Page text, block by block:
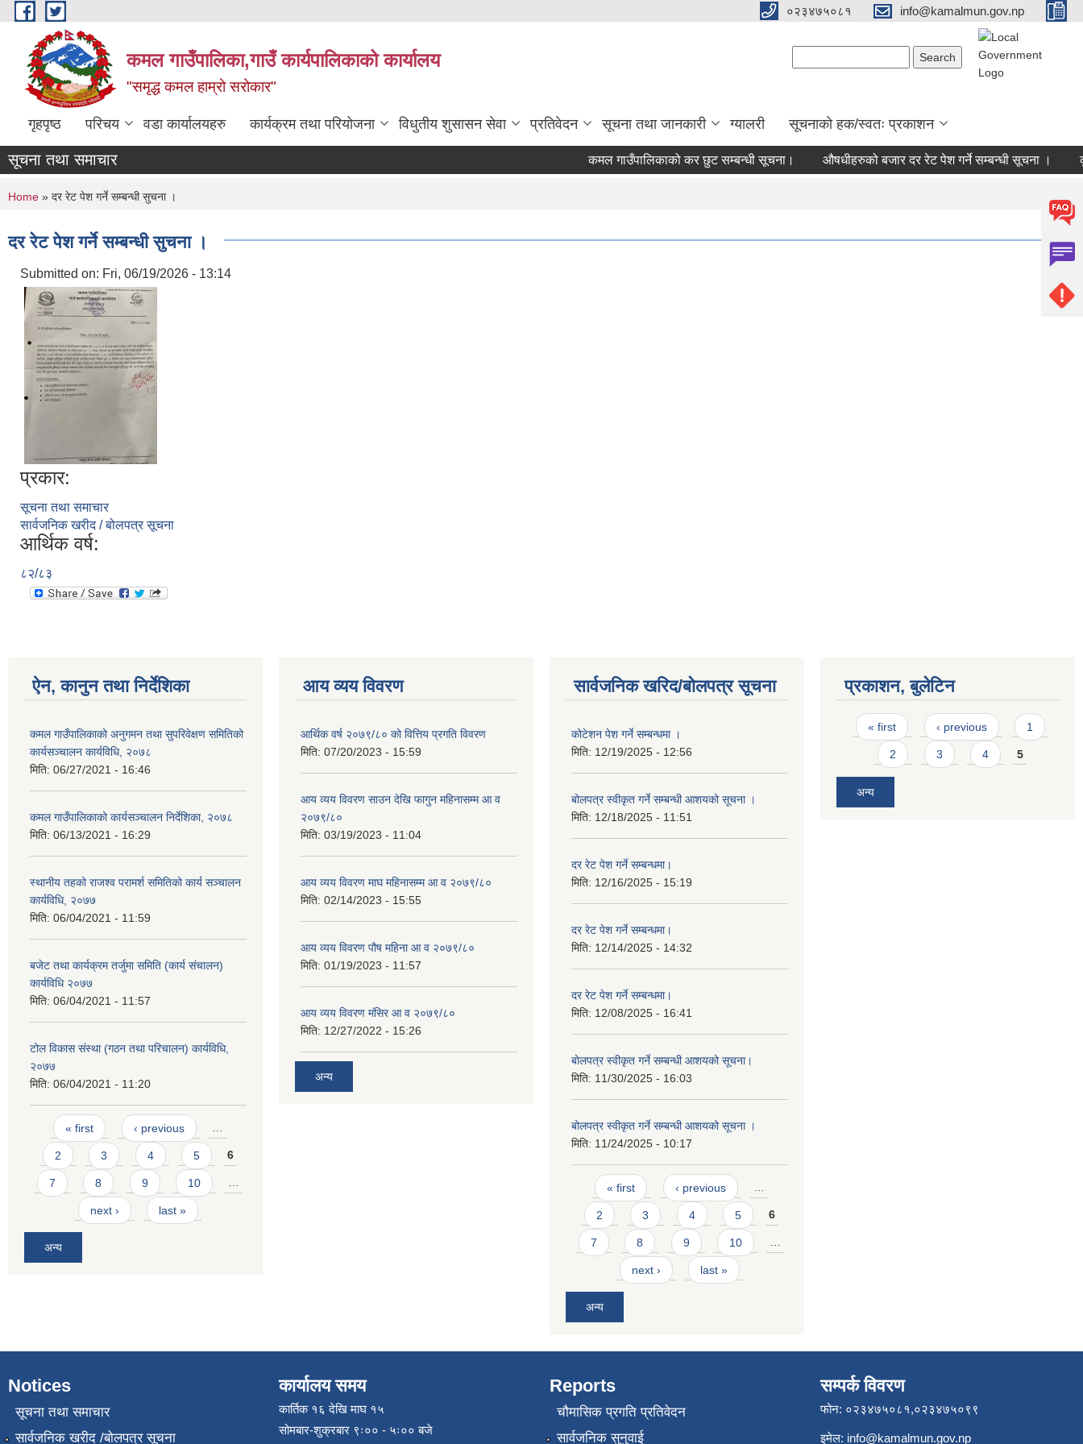
Skip to main content ०२३४७५०८१ info@kamalmun.gov.np
कमल गाउँपालिका,गाउँ कार्यपालिकाको कार्यालय
"समृद्ध कमल हाम्रो सरोकार"
गृहपृष्ठ परिचय वडा कार्यालयहरु कार्यक्रम तथा परियोजना विधुतीय शुसासन सेवा प्रतिवेदन सूचना तथा जानकारी ग्यालरी सूचनाको हक/स्वतः प्रकाशन
सूचना तथा समाचार कमल गाउँपालिकाको कर छुट सम्बन्धी सूचना। औषधीहरुको बजार दर रेट पेश गर्ने सम्बन्धी सूचना ।
You are here
Home » दर रेट पेश गर्ने सम्बन्धी सुचना ।
दर रेट पेश गर्ने सम्बन्धी सुचना ।
Submitted on: Fri, 06/19/2026 - 13:14
प्रकार:
सूचना तथा समाचार
सार्वजनिक खरीद / बोलपत्र सूचना
आर्थिक वर्ष:
८२/८३
ऐन, कानुन तथा निर्देशिका
कमल गाउँपालिकाको अनुगमन तथा सुपरिवेक्षण समितिको
कार्यसञ्चालन कार्यविधि, २०७८
मिति: 06/27/2021 - 16:46
कमल गाउँपालिकाको कार्यसञ्‍चालन निर्देशिका, २०७८
मिति: 06/13/2021 - 16:29
स्थानीय तहको राजश्व परामर्श समितिको कार्य सञ्चालन
कार्यविधि, २०७७
मिति: 06/04/2021 - 11:59
बजेट तथा कार्यक्रम तर्जुमा समिति (कार्य संचालन)
कार्यविधि २०७७
मिति: 06/04/2021 - 11:57
टोल विकास संस्था (गठन तथा परिचालन) कार्यविधि,
२०७७
मिति: 06/04/2021 - 11:20
Pages
« first ‹ previous …
2 3 4 5 6
7 8 9 10 …
next › last »
अन्य
आय व्यय विवरण
आर्थिक वर्ष २०७९/८० को वित्तिय प्रगति विवरण
मिति: 07/20/2023 - 15:59
आय व्यय विवरण साउन देखि फागुन महिनासम्म आ व
२०७९/८०
मिति: 03/19/2023 - 11:04
आय व्यय विवरण माघ महिनासम्म आ व २०७९/८०
मिति: 02/14/2023 - 15:55
आय व्यय विवरण पौष महिना आ व २०७९/८०
मिति: 01/19/2023 - 11:57
आय व्यय विवरण मंसिर आ व २०७९/८०
मिति: 12/27/2022 - 15:26
अन्य
सार्वजनिक खरिद/बोलपत्र सूचना
कोटेशन पेश गर्ने सम्बन्धमा ।
मिति: 12/19/2025 - 12:56
बोलपत्र स्वीकृत गर्ने सम्बन्धी आशयको सूचना ।
मिति: 12/18/2025 - 11:51
दर रेट पेश गर्ने सम्बन्धमा।
मिति: 12/16/2025 - 15:19
दर रेट पेश गर्ने सम्बन्धमा।
मिति: 12/14/2025 - 14:32
दर रेट पेश गर्ने सम्बन्धमा।
मिति: 12/08/2025 - 16:41
बोलपत्र स्वीकृत गर्ने सम्बन्धी आशयको सूचना।
मिति: 11/30/2025 - 16:03
बोलपत्र स्वीकृत गर्ने सम्बन्धी आशयको सूचना ।
मिति: 11/24/2025 - 10:17
Pages
« first ‹ previous …
2 3 4 5 6
7 8 9 10 …
next › last »
अन्य
प्रकाशन, बुलेटिन
Pages
« first ‹ previous 1
2 3 4 5
अन्य
Notices
सूचना तथा समाचार
सार्वजनिक खरीद /बोलपत्र सूचना
कार्यालय समय
कार्तिक १६ देखि माघ १५
सोमबार-शुक्रबार ९ः०० - ५ः०० बजे
Reports
चौमासिक प्रगति प्रतिवेदन
सार्वजनिक सुनुवाई
सम्पर्क विवरण
फोन: ०२३४७५०८१,०२३४७५०९९
इमेल: info@kamalmun.gov.np